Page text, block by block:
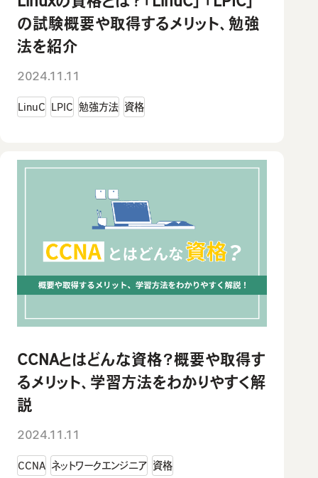
の試験概要や取得するメリット、勉強
法を紹介
2024.11.11
LinuC LPIC 勉強方法 資格
CCNAとはどんな資格？概要や取得す
るメリット、学習方法をわかりやすく解
説
2024.11.11
CCNA ネットワークエンジニア 資格